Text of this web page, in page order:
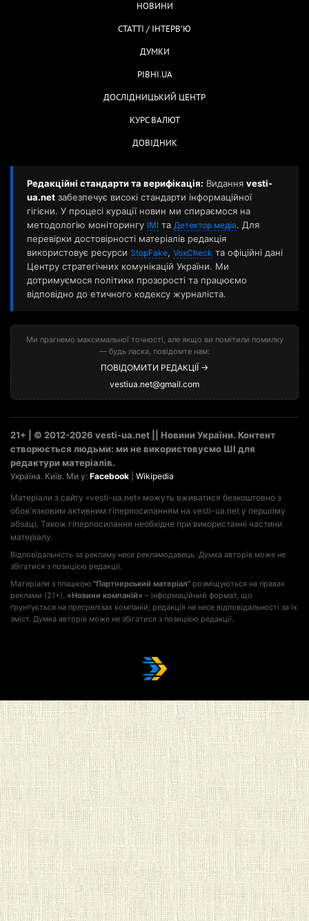
НОВИНИ
СТАТТІ / ІНТЕРВ'Ю
ДУМКИ
РІВНІ.UA
ДОСЛІДНИЦЬКИЙ ЦЕНТР
КУРС ВАЛЮТ
ДОВІДНИК
Редакційні стандарти та верифікація: Видання vesti-
ua.net забезпечує високі стандарти інформаційної
гігієни. У процесі курації новин ми спираємося на
методологію моніторингу ІМІ та Детектор медіа. Для
перевірки достовірності матеріалів редакція
використовує ресурси StopFake, VoxCheck та офіційні дані
Центру стратегічних комунікацій України. Ми
дотримуємося політики прозорості та працюємо
відповідно до етичного кодексу журналіста.
Ми прагнемо максимальної точності, але якщо ви помітили помилку
— будь ласка, повідомте нам:
ПОВІДОМИТИ РЕДАКЦІЇ →
vestiua.net@gmail.com
21+ | © 2012-2026 vesti-ua.net || Новини України. Контент
створюється людьми: ми не використовуємо ШІ для
редактури матеріалів.
Україна. Київ. Ми у: Facebook Wikipedia
Матеріали з сайту «vesti-ua.net» можуть вживатися безкоштовно з
обов'язковим активним гіперпосиланням на vesti-ua.net у першому
абзаці. Також гіперпосилання необхідне при використанні частини
матеріалу.
Відповідальність за рекламу несе рекламодавець. Думка авторів може не
збігатися з позицією редакції.
Матеріали з плашкою "Партнерський матеріал" розміщуються на правах
реклами (21+). «Новини компаній» – інформаційний формат, що
ґрунтується на пресрелізах компаній; редакція не несе відповідальності за їх
зміст. Думка авторів може не збігатися з позицією редакції.